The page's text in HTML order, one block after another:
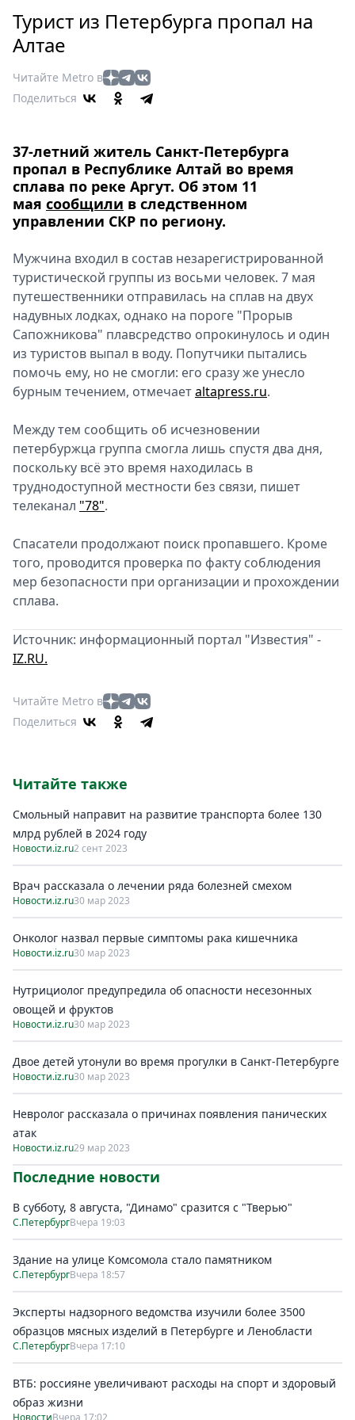
Россия
Здоровье
Туризм
Театр
Кино
Афиша
Книги
Пресс-
релизы
О
Metro
Стримы
Спецпроекты
Звезды
2026
Скачай
Metro
Турист из Петербурга пропал на
Алтае
Читайте Metro в
Поделиться
37-летний житель Санкт-Петербурга
пропал в Республике Алтай во время
сплава по реке Аргут. Об этом 11
мая сообщили в следственном
управлении СКР по региону.
Мужчина входил в состав незарегистрированной
туристической группы из восьми человек. 7 мая
путешественники отправилась на сплав на двух
надувных лодках, однако на пороге "Прорыв
Сапожникова" плавсредство опрокинулось и один
из туристов выпал в воду. Попутчики пытались
помочь ему, но не смогли: его сразу же унесло
бурным течением, отмечаетaltapress.ru.
Между тем сообщить об исчезновении
петербуржца группа смогла лишь спустя два дня,
поскольку всё это время находилась в
труднодоступной местности без связи, пишет
телеканал "78".
Спасатели продолжают поиск пропавшего. Кроме
того, проводится проверка по факту соблюдения
мер безопасности при организации и прохождении
сплава.
Источник: информационный портал "Известия" -
IZ.RU.
Читайте Metro в
Поделиться
Читайте также
Смольный направит на развитиe транспорта болee 130
млрд рублeй в 2024 году
Новости.iz.ru2 сент 2023
Врач рассказала о лечении ряда болезней смехом
Новости.iz.ru30 мар 2023
Онколог назвал первые симптомы рака кишечника
Новости.iz.ru30 мар 2023
Нутрициолог предупредила об опасности несезонных
овощей и фруктов
Новости.iz.ru30 мар 2023
Двое детей утонули во время прогулки в Санкт-Петербурге
Новости.iz.ru30 мар 2023
Невролог рассказала о причинах появления панических
атак
Новости.iz.ru29 мар 2023
Последние новости
В субботу, 8 августа, "Динамо" сразится с "Тверью"
С.ПетербургВчера 19:03
Здание на улице Комсомола стало памятником
С.ПетербургВчера 18:57
Эксперты надзорного ведомства изучили более 3500
образцов мясных изделий в Петербурге и Ленобласти
С.ПетербургВчера 17:10
ВТБ: россияне увеличивают расходы на спорт и здоровый
образ жизни
НовостиВчера 17:02